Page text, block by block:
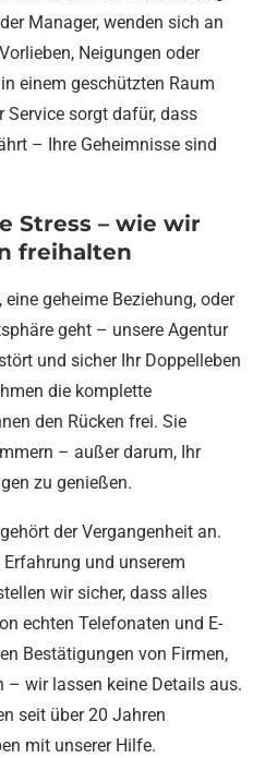
Manager, wenden sich an
Neigungen oder
einem geschützten Raum
Service sorgt dafür, dass
– Ihre Geheimnisse sind
Stress – wie wir
freihalten
geheime Beziehung, oder
geht – unsere Agentur
und sicher Ihr Doppelleben
die komplette
den Rücken frei. Sie
– außer darum, Ihr
zu genießen.
der Vergangenheit an.
und unserem
wir sicher, dass alles
echten Telefonaten und E-
Bestätigungen von Firmen,
– wir lassen keine Details aus.
seit über 20 Jahren
mit unserer Hilfe.